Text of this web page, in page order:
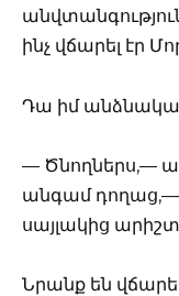
ինչ վճարել էր
Դա իմ անձնական
— Ծնողներս,—
անգամ դողաց,—
սայլակից
Նրանք են